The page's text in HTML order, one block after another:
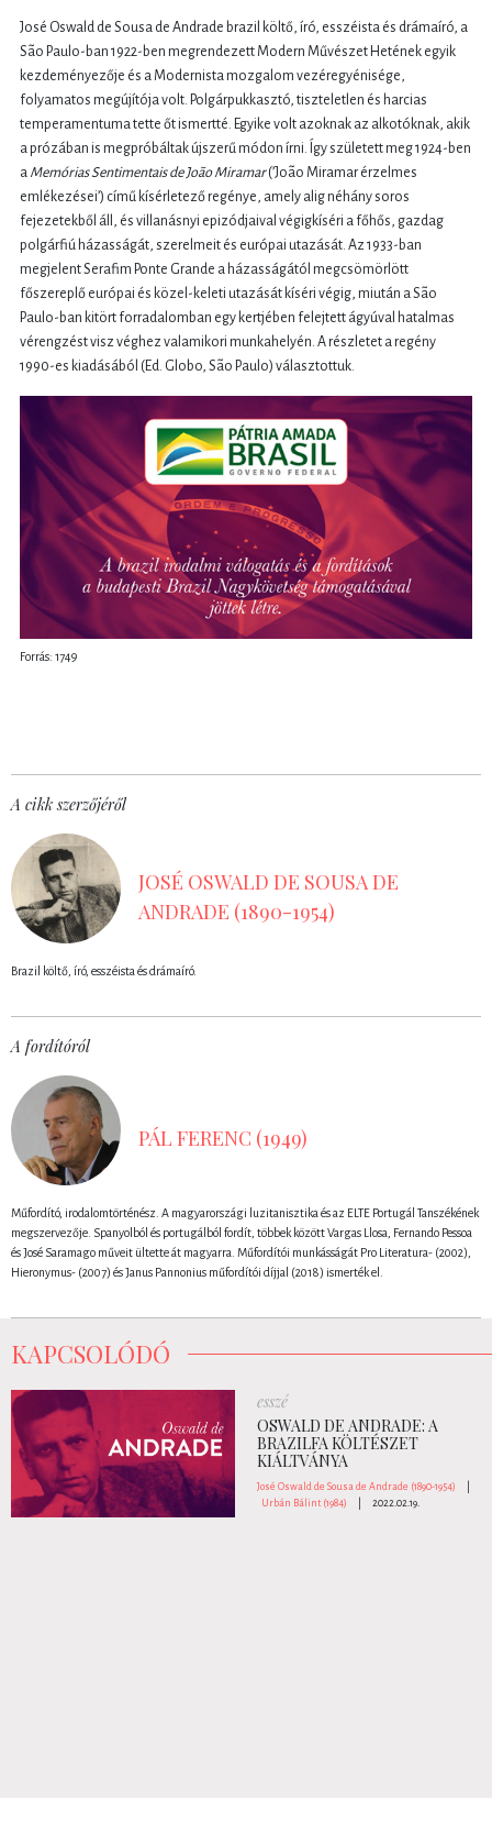
José Oswald de Sousa de Andrade brazil költő, író, esszéista és drámaíró, a
São Paulo-ban 1922-ben megrendezett Modern Művészet Hetének egyik
kezdeményezője és a Modernista mozgalom vezéregyénisége,
folyamatos megújítója volt. Polgárpukkasztó, tiszteletlen és harcias
temperamentuma tette őt ismertté. Egyike volt azoknak az alkotóknak, akik
a prózában is megpróbáltak újszerű módon írni. Így született meg 1924-ben
a Memórias Sentimentais de João Miramar(’João Miramar érzelmes
emlékezései’) című kísérletező regénye, amely alig néhány soros
fejezetekből áll, és villanásnyi epizódjaival végigkíséri a főhős, gazdag
polgárfiú házasságát, szerelmeit és európai utazását. Az 1933-ban
megjelent Serafim Ponte Grande a házasságától megcsömörlött
főszereplő európai és közel-keleti utazását kíséri végig, miután a São
Paulo-ban kitört forradalomban egy kertjében felejtett ágyúval hatalmas
vérengzést visz véghez valamikori munkahelyén. A részletet a regény
1990-es kiadásából (Ed. Globo, São Paulo) választottuk.
Forrás: 1749
A cikk szerzőjéről
JOSÉ OSWALD DE SOUSA DE
ANDRADE (1890-1954)
Brazil költő, író, esszéista és drámaíró.
A fordítóról
PÁL FERENC (1949)
Műfordító, irodalomtörténész. A magyarországi luzitanisztika és az ELTE Portugál Tanszékének
megszervezője. Spanyolból és portugálból fordít, többek között Vargas Llosa, Fernando Pessoa
és José Saramago műveit ültette át magyarra. Műfordítói munkásságát Pro Literatura- (2002),
Hieronymus- (2007) és Janus Pannonius műfordítói díjjal (2018) ismerték el.
KAPCSOLÓDÓ
esszé
OSWALD DE ANDRADE: A
BRAZILFA KÖLTÉSZET
KIÁLTVÁNYA
José Oswald de Sousa de Andrade (1890-1954)
Urbán Bálint (1984)
2022.02.19.